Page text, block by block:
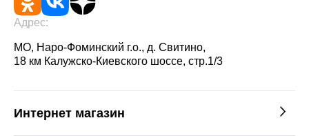
Адрес:
МО, Наро-Фоминский г.о., д. Свитино,
18 км Калужско-Киевского шоссе, стр.1/3
Интернет магазин